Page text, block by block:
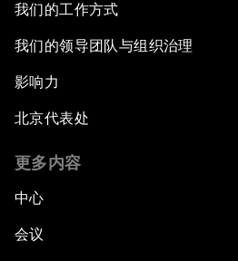
我们的工作方式
我们的领导团队与组织治理
影响力
北京代表处
更多内容
中心
会议